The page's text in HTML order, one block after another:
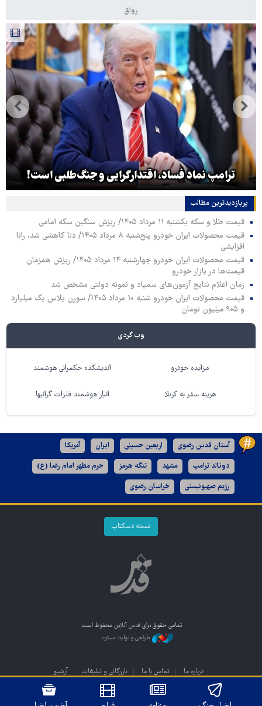
رواق
ترامپ نماد فساد، اقتدارگرایی و جنگ‌طلبی است!
پربازدیدترین‌ مطالب
قیمت طلا و سکه یکشنبه ۱۱ مرداد ۱۴۰۵/ ریزش سنگین سکه امامی
قیمت محصولات ایران خودرو پنج‌شنبه ۸ مرداد ۱۴۰۵/ دنا کاهشی شد، رانا
افزایشی
قیمت محصولات ایران خودرو چهارشنبه ۱۴ مرداد ۱۴۰۵/ ریزش همزمان
قیمت‌ها در بازار خودرو
زمان اعلام نتایج آزمون‌های سمپاد و نمونه دولتی مشخص شد
قیمت محصولات ایران خودرو شنبه ۱۰ مرداد ۱۴۰۵/ سورن پلاس یک میلیارد
و ۹۰۵ میلیون تومان
وب گردی
مزایده خودرو اندیشکده حکمرانی هوشمند
هزینه سفر به کربلا انبار هوشمند فلزات گرانبها
آستان قدس رضوی اربعین حسینی ایران آمریکا
دونالد ترامپ مشهد تنگه هرمز حرم مطهر امام رضا (ع)
رژیم صهیونیستی خراسان رضوی
نسخه دسکتاپ
تمامی حقوق برای قدس آنلاین محفوظ است.
طراحی و تولید: نستوه
درباره ما تماس با ما بازرگانی و تبلیغات آرشیو